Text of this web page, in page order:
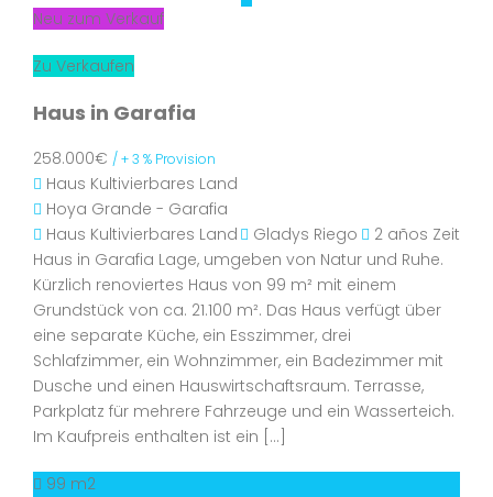
Neu zum Verkauf
Zu Verkaufen
Haus in Garafia
258.000€ / + 3 % Provision
Haus Kultivierbares Land
Hoya Grande - Garafia
Haus Kultivierbares Land Gladys Riego
2 años Zeit
Haus in Garafia Lage, umgeben von Natur und Ruhe.
Kürzlich renoviertes Haus von 99 m² mit einem
Grundstück von ca. 21.100 m². Das Haus verfügt über
eine separate Küche, ein Esszimmer, drei
Schlafzimmer, ein Wohnzimmer, ein Badezimmer mit
Dusche und einen Hauswirtschaftsraum. Terrasse,
Parkplatz für mehrere Fahrzeuge und ein Wasserteich.
Im Kaufpreis enthalten ist ein […]
99 m2